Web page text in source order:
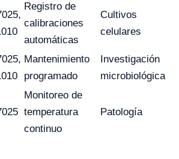
Registro de
calibraciones
automáticas
Cultivos
celulares
Mantenimiento
programado
Investigación
microbiológica
Monitoreo de
temperatura
continuo
Patología